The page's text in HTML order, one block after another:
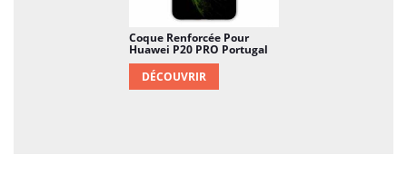
Coque Renforcée Pour
Huawei P20 PRO Portugal
DÉCOUVRIR